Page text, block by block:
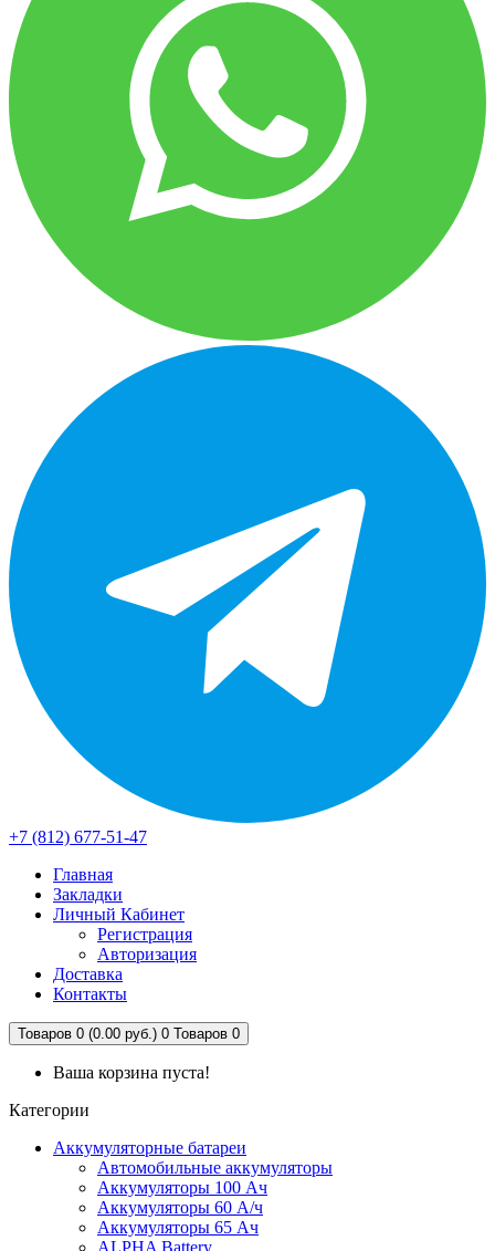
+7 (812) 677-51-47
Главная
Закладки
Личный Кабинет
Регистрация
Авторизация
Доставка
Контакты
Товаров 0 (0.00 руб.) 0 Товаров 0
Ваша корзина пуста!
Категории
Аккумуляторные батареи
Автомобильные аккумуляторы
Аккумуляторы 100 Ач
Аккумуляторы 60 А/ч
Аккумуляторы 65 Ач
ALPHA Battery